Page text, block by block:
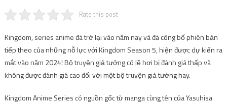
Rate this post
Kingdom, series anime đã trở lại vào năm nay và đã công bố phiên bản
tiếp theo của những nỗ lực với Kingdom Season 5, hiện được dự kiến ​​ra
mắt vào năm 2024! Bộ truyện giả tưởng có lẽ hơi bị đánh giá thấp và
không được đánh giá cao đối với một bộ truyện giả tưởng hay.
Kingdom Anime Series có nguồn gốc từ manga cùng tên của Yasuhisa